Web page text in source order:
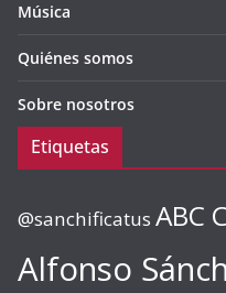
Música
Quiénes somos
Sobre nosotros
Etiquetas
@sanchificatus ABC
Alfonso